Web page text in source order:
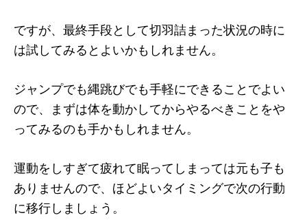
ですが、最終手段として切羽詰まった状況の時に
は試してみるとよいかもしれません。
ジャンプでも縄跳びでも手軽にできることでよい
ので、まずは体を動かしてからやるべきことをや
ってみるのも手かもしれません。
運動をしすぎて疲れて眠ってしまっては元も子も
ありませんので、ほどよいタイミングで次の行動
に移行しましょう。